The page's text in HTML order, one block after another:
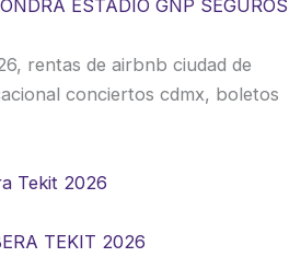
ESTADIO GNP SEGUROS
rentas de airbnb ciudad de
conciertos cdmx, boletos
TEKIT 2026